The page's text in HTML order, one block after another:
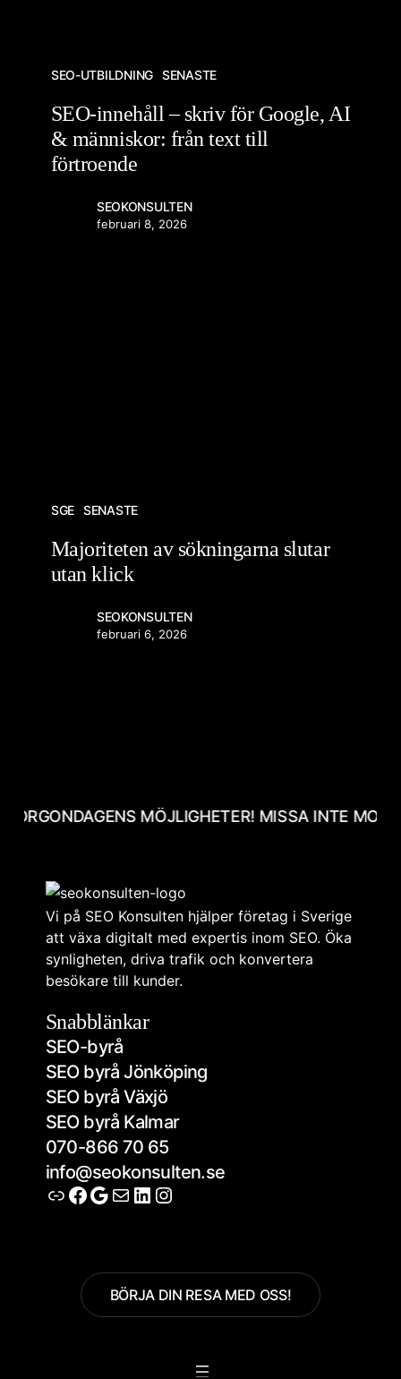
SEO-UTBILDNING SENASTE
SEO-innehåll – skriv för Google, AI
& människor: från text till
förtroende
SEOKONSULTEN
februari 8, 2026
SGE SENASTE
Majoriteten av sökningarna slutar
utan klick
SEOKONSULTEN
februari 6, 2026
MÖJLIGHETER! MISSA INTE
Vi på SEO Konsulten hjälper företag i Sverige
att växa digitalt med expertis inom SEO. Öka
synligheten, driva trafik och konvertera
besökare till kunder.
Snabblänkar
SEO-byrå
SEO byrå Jönköping
SEO byrå Växjö
SEO byrå Kalmar
070-866 70 65
info@seokonsulten.se
Länk
Facebook
Google
E-postLinkedIn
Instagram
BÖRJA DIN RESA MED OSS!